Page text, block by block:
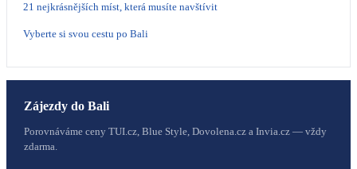
21 nejkrásnějších míst, která musíte navštívit
Vyberte si svou cestu po Bali
Zájezdy do Bali
Porovnáváme ceny TUI.cz, Blue Style, Dovolena.cz a Invia.cz — vždy
zdarma.